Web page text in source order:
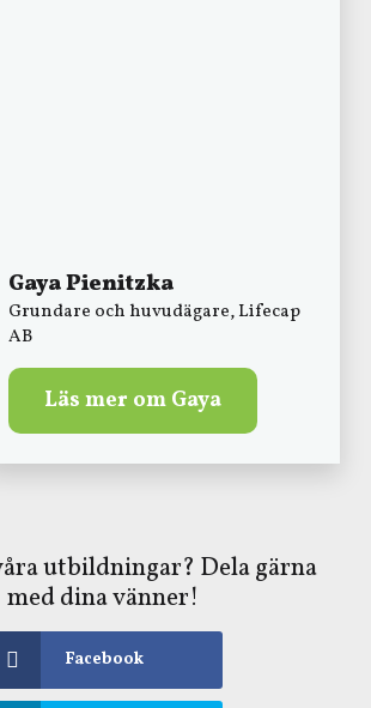
Gaya Pienitzka
Grundare och huvudägare, Lifecap
AB
Läs mer om Gaya
utbildningar? Dela gärna
med dina vänner!
Facebook